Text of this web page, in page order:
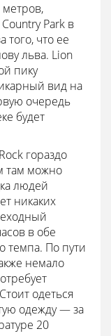
Park в
того, что ее
льва. Lion
пику
вид на
очередь
будет
гораздо
там можно
людей
никаких
в обе
темпа. По пути
немало
одеться
одежду — за
20